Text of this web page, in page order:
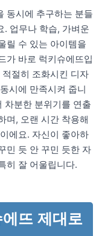
동시에 추구하는 분들
. 업무나 학습, 가벼운
릴 수 있는 아이템을
가 바로 럭키슈에뜨입
절히 조화시킨 디자
시에 만족시켜 줍니
차분한 분위기를 연출
며, 오랜 시간 착용해
에요. 자신이 좋아하
민 듯 안 꾸민 듯한 자
히 잘 어울립니다.
뜨 제대로